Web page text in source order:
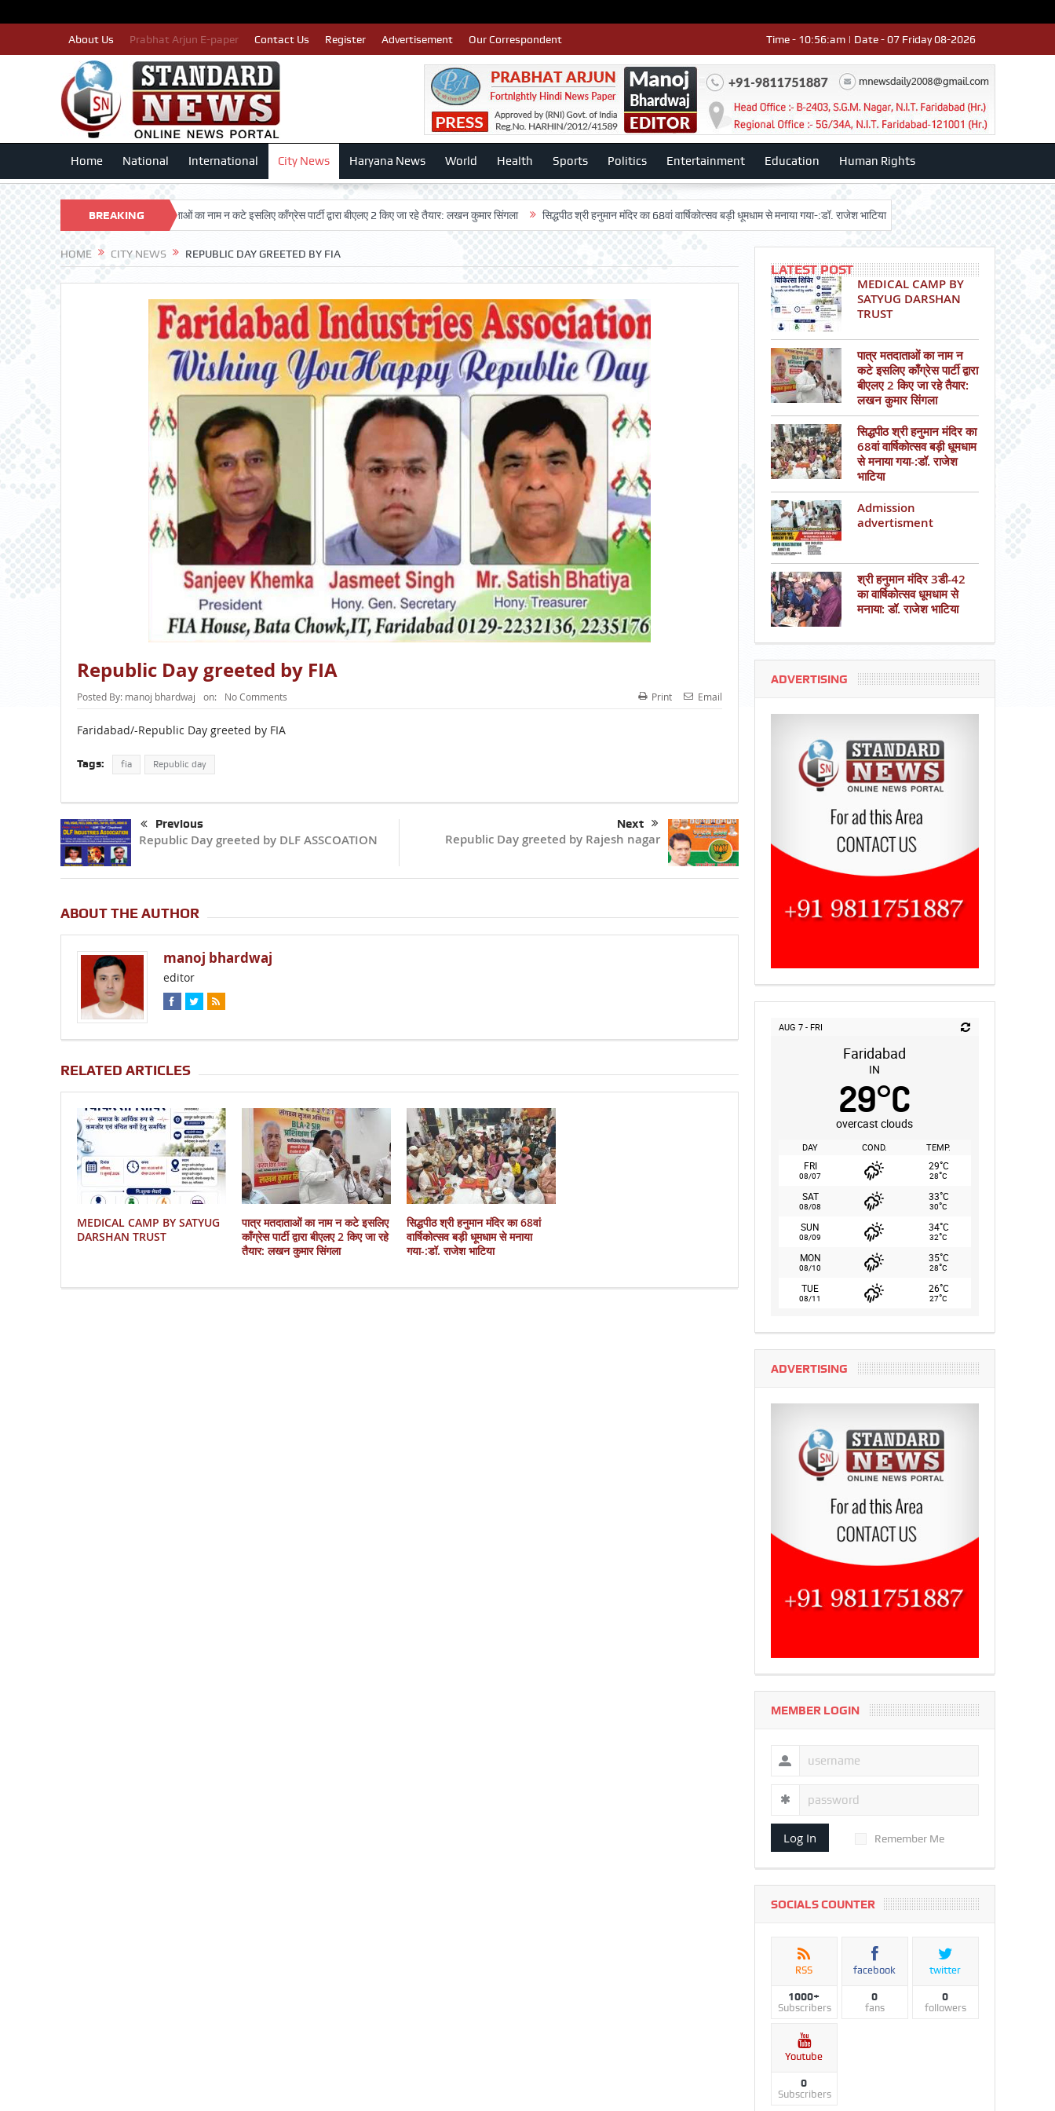
About Us Prabhat Arjun E-paper Contact Us Register Advertisement Our Correspondent Time - 10:56:am | Date - 07 Friday 08-2026
Home National International City News Haryana News World Health Sports Politics Entertainment Education Human Rights
BREAKING
NEWS
TRUST पात्र मतदाताओं का नाम न कटे इसलिए काँग्रेस पार्टी द्वारा बीएलए 2 किए जा रहे तैयार: लखन कुमार सिंगला सिद्धपीठ श्री हनुमान मंदिर का 68वां वार्षिकोत्सव बड़ी धूमधाम से मनाया गया-:डॉ. राजेश भाटिया Admission advertisment श्री
HOME CITY NEWS REPUBLIC DAY GREETED BY FIA
Republic Day greeted by FIA
Posted By: manoj bhardwaj on: No Comments Print Email
Faridabad/-Republic Day greeted by FIA
Tags: fia Republic day
Previous
Republic Day greeted by DLF ASSCOATION
Next
Republic Day greeted by Rajesh nagar
ABOUT THE AUTHOR
manoj bhardwaj
editor
RELATED ARTICLES
MEDICAL CAMP BY SATYUG
DARSHAN TRUST
पात्र मतदाताओं का नाम न कटे इसलिए
काँग्रेस पार्टी द्वारा बीएलए 2 किए जा रहे
तैयार: लखन कुमार सिंगला
सिद्धपीठ श्री हनुमान मंदिर का 68वां
वार्षिकोत्सव बड़ी धूमधाम से मनाया
गया-:डॉ. राजेश भाटिया
LATEST POST
MEDICAL CAMP BY
SATYUG DARSHAN
TRUST
पात्र मतदाताओं का नाम न
कटे इसलिए काँग्रेस पार्टी द्वारा
बीएलए 2 किए जा रहे तैयार:
लखन कुमार सिंगला
सिद्धपीठ श्री हनुमान मंदिर का
68वां वार्षिकोत्सव बड़ी धूमधाम
से मनाया गया-:डॉ. राजेश
भाटिया
Admission
advertisment
श्री हनुमान मंदिर 3डी-42
का वार्षिकोत्सव धूमधाम से
मनाया: डॉ. राजेश भाटिया
ADVERTISING
AUG 7 - FRI
Faridabad
IN
29°C
overcast clouds
DAY COND. TEMP.
FRI
08/07
29°C
28°C
SAT
08/08
33°C
30°C
SUN
08/09
34°C
32°C
MON
08/10
35°C
28°C
TUE
08/11
26°C
27°C
ADVERTISING
MEMBER LOGIN
Log In Remember Me
SOCIALS COUNTER
RSS
1000+
Subscribers
facebook
0
fans
twitter
0
followers
Youtube
0
Subscribers